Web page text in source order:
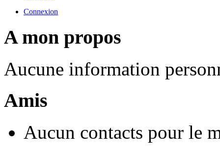
Connexion
A mon propos
Aucune information
Amis
Aucun contacts pour le